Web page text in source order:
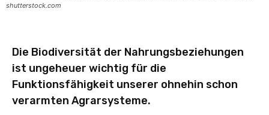
shutterstock.com
Die Biodiversität der Nahrungsbeziehungen
ist ungeheuer wichtig für die
Funktionsfähigkeit unserer ohnehin schon
verarmten Agrarsysteme.